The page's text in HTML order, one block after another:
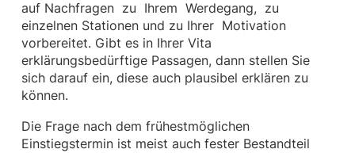
auf Nachfragen zu Ihrem Werdegang, zu
einzelnen Stationen und zu Ihrer Motivation
vorbereitet. Gibt es in Ihrer Vita
erklärungsbedürftige Passagen, dann stellen Sie
sich darauf ein, diese auch plausibel erklären zu
können.
Die Frage nach dem frühestmöglichen
Einstiegstermin ist meist auch fester Bestandteil